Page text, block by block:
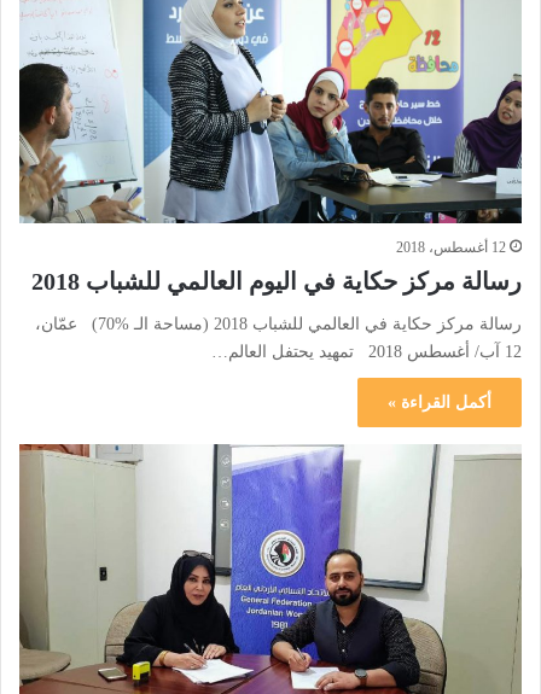
12 أغسطس، 2018
رسالة مركز حكاية في اليوم العالمي للشباب 2018
رسالة مركز حكاية في العالمي للشباب 2018 (مساحة الـ %70) عمّان،
12 آب/ أغسطس 2018 تمهيد يحتفل العالم…
أكمل القراءة »